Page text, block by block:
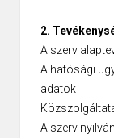
2.
A szerv
A hatósági
adatok
A szerv